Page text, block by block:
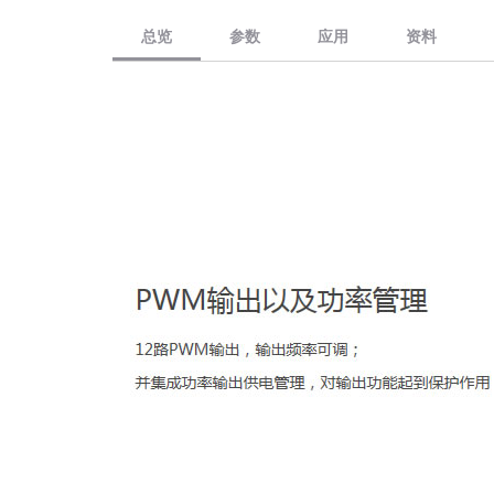
总览 参数 应用 资料